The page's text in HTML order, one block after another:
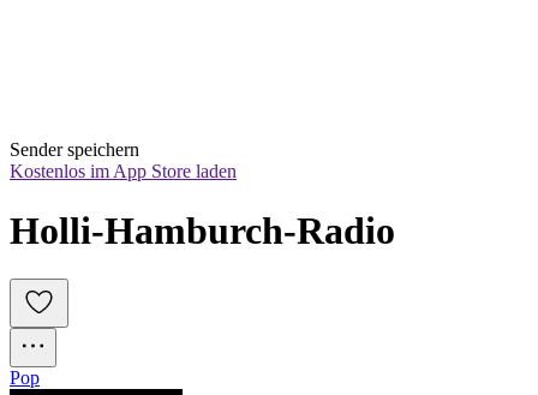
Sender speichern
Kostenlos im App Store laden
Holli-Hamburch-Radio
Pop